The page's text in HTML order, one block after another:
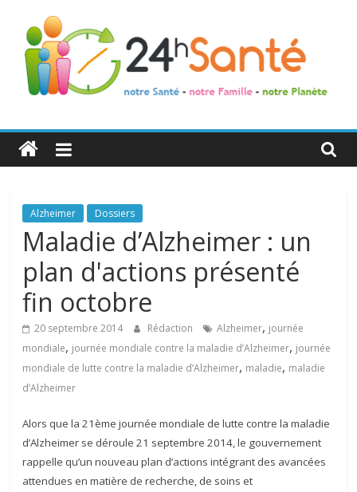
24h
Santé
La
santé
toute
famille
Alzheimer Dossiers
Maladie d’Alzheimer : un
plan d'actions présenté
fin octobre
20 septembre 2014 Rédaction Alzheimer, journée
mondiale, journée mondiale contre la maladie d’Alzheimer, journée
mondiale de lutte contre la maladie d’Alzheimer, maladie, maladie
d’Alzheimer
Alors que la 21ème journée mondiale de lutte contre la maladie
d’Alzheimer se déroule 21 septembre 2014, le gouvernement
rappelle qu’un nouveau plan d’actions intégrant des avancées
attendues en matière de recherche, de soins et